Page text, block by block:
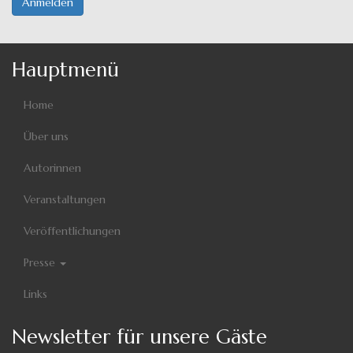
Hauptmenü
Home
Über uns
Autorinnen
Veranstaltungen
Veröffentlichungen
Presse
Links
Newsletter für unsere Gäste